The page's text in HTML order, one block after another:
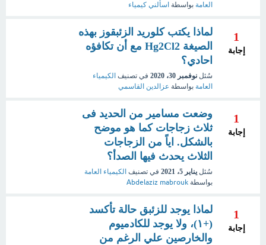
العامة بواسطة اسألني كيمياء
1
إجابة
لماذا يكتب كلوريد الزئبقوز بهذه
الصيغة Hg2Cl2 مع أن تكافؤه
احادي؟
سُئل نوفمبر 30، 2020 في تصنيف الكيمياء
العامة بواسطة عزالدين القاسمي
1
إجابة
وضعت مسامير من الحديد فى
ثلاث زجاجات كما هو موضح
بالشكل. اياً من الزجاجات
الثلاث يحدث فيها الصدأ؟
سُئل يناير 5، 2021 في تصنيف الكيمياء العامة
بواسطة Abdelaziz mabrouk
1
إجابة
لماذا يوجد للزئبق حالة تأكسد
(+١)، ولا يوجد للكادميوم
والخارصين علي الرغم من